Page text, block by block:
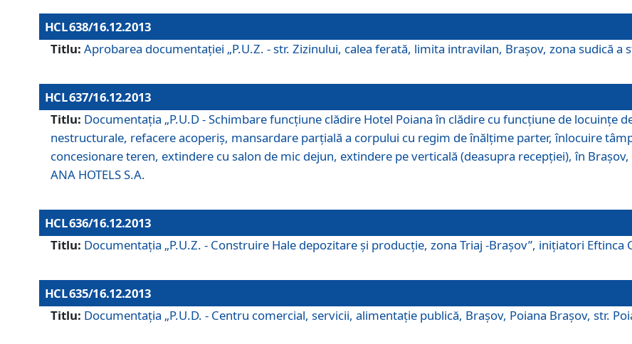
HCL 638/16.12.2013
Titlu: Aprobarea documentaţiei „P.U.Z. - str. Zizinului, calea ferată, limita intravilan, Braşov, zona sudică
HCL 637/16.12.2013
Titlu: Documentaţia „P.U.D - Schimbare funcţiune clădire Hotel Poiana în clădire cu funcţiune de
nestructurale, refacere acoperiş, mansardare parţială a corpului cu regim de înălţime parter, înlocuire
concesionare teren, extindere cu salon de mic dejun, extindere pe verticală (deasupra recepţiei), în Braşov,
ANA HOTELS S.A.
HCL 636/16.12.2013
Titlu: Documentaţia „P.U.Z. - Construire Hale depozitare şi producţie, zona Triaj -Braşov”, iniţiatori Eftinca
HCL 635/16.12.2013
Titlu: Documentaţia „P.U.D. - Centru comercial, servicii, alimentaţie publică, Braşov, Poiana Braşov, str.